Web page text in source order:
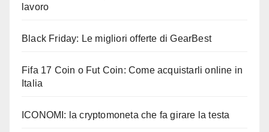
lavoro
Black Friday: Le migliori offerte di GearBest
Fifa 17 Coin o Fut Coin: Come acquistarli online in
Italia
ICONOMI: la cryptomoneta che fa girare la testa